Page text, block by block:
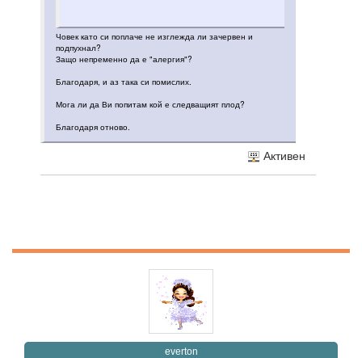
Човек като си поплаче не изглежда ли зачервен и
подпухнал?
Защо непременно да е "алергия"?
Благодаря, и аз така си помислих.
Мога ли да Ви попитам кой е следващият плод?
Благодаря отново.
Активен
everton